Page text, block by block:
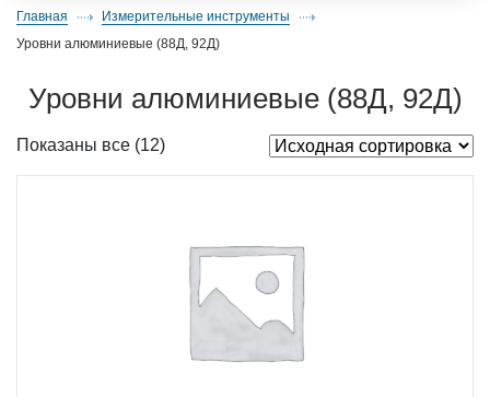
Главная
Измерительные инструменты
уровни алюминиевые (88Д, 92Д)
уровни алюминиевые (88Д, 92Д)
Показаны все (12)